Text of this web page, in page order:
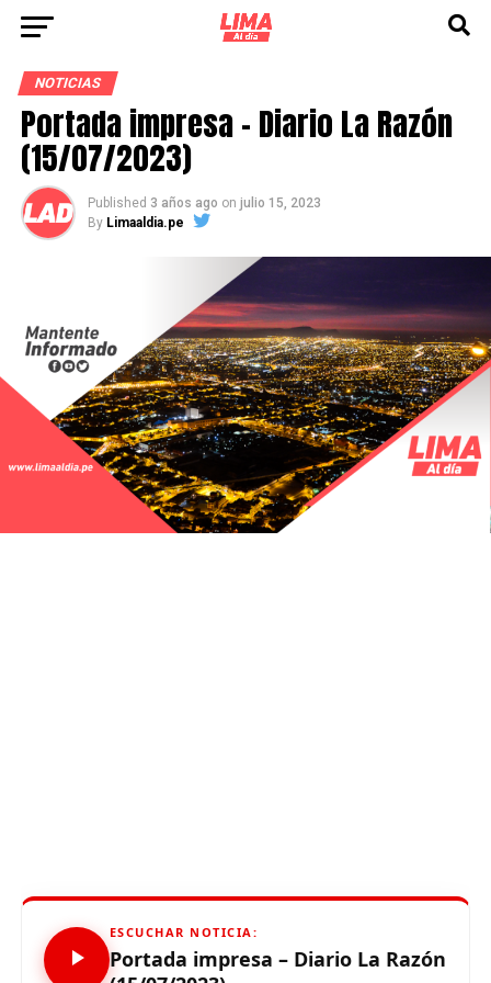
NOTICIAS
Portada impresa – Diario La Razón
(15/07/2023)
Published 3 años ago on julio 15, 2023
By Limaaldia.pe
ESCUCHAR NOTICIA:
Portada impresa – Diario La Razón